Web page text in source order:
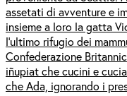
assetati di avventure e
insieme a loro la gatta
l’ultimo rifugio dei
Confederazione
iñupiat che cucini e
che Ada, ignorando i